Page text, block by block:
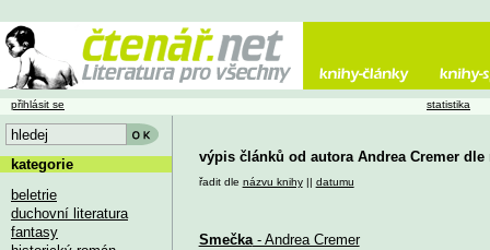
výpis článků od autora Andrea Cremer dle
řadit dle názvu knihy|| datumu
Smečka- Andrea Cremer
přihlásit se statistika
kategorie
beletrie
duchovní literatura
fantasy